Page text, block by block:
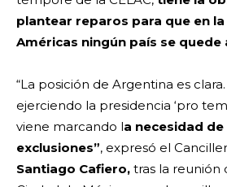
plantear reparos para que en
Américas ningún país se quede
“La posición de Argentina es
ejerciendo la presidencia ‘pro
viene marcando la necesidad
exclusiones”, expresó el
Santiago Cafiero, tras la reunión